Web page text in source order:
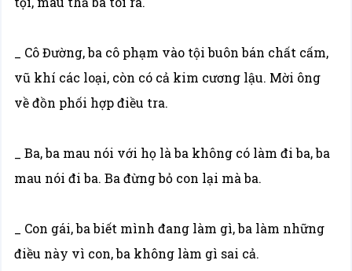
_ Cô Đường, ba cô phạm vào tội buôn bán chất cấm,
vũ khí các loại, còn có cả kim cương lậu. Mời ông
về đồn phối hợp điều tra.
_ Ba, ba mau nói với họ là ba không có làm đi ba, ba
mau nói đi ba. Ba đừng bỏ con lại mà ba.
_ Con gái, ba biết mình đang làm gì, ba làm những
điều này vì con, ba không làm gì sai cả.